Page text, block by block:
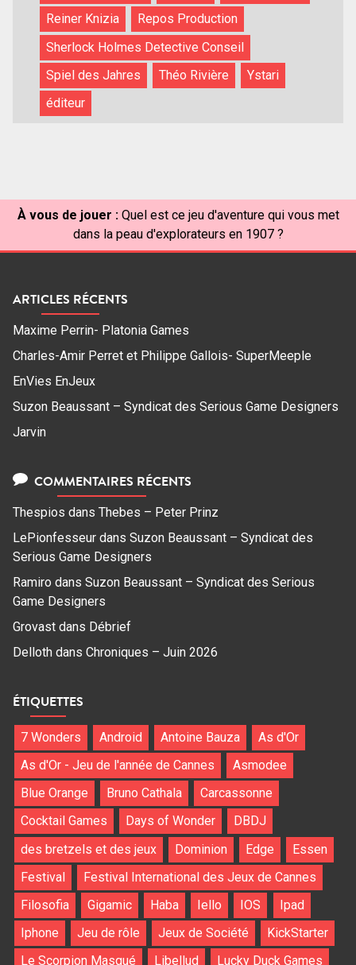
Reiner Knizia
Repos Production
Sherlock Holmes Detective Conseil
Spiel des Jahres
Théo Rivière
Ystari
éditeur
À vous de jouer : Quel est ce jeu d'aventure qui vous met
dans la peau d'explorateurs en 1907 ?
ARTICLES RÉCENTS
Maxime Perrin- Platonia Games
Charles-Amir Perret et Philippe Gallois- SuperMeeple
EnVies EnJeux
Suzon Beaussant – Syndicat des Serious Game Designers
Jarvin
COMMENTAIRES RÉCENTS
Thespios dans Thebes – Peter Prinz
LePionfesseur dans Suzon Beaussant – Syndicat des
Serious Game Designers
Ramiro dans Suzon Beaussant – Syndicat des Serious
Game Designers
Grovast dans Débrief
Delloth dans Chroniques – Juin 2026
ÉTIQUETTES
7 Wonders Android Antoine Bauza
As d'Or
As d'Or - Jeu de l'année de Cannes
Asmodee
Blue Orange
Bruno Cathala
Carcassonne
Cocktail Games
Days of Wonder
DBDJ
des bretzels et des jeux
Dominion Edge
Essen
Festival
Festival International des Jeux de Cannes
Filosofia
Gigamic Haba Iello IOS
Ipad
Iphone
Jeu de rôle Jeux de Société
KickStarter
Le Scorpion Masqué
Libellud Lucky Duck Games